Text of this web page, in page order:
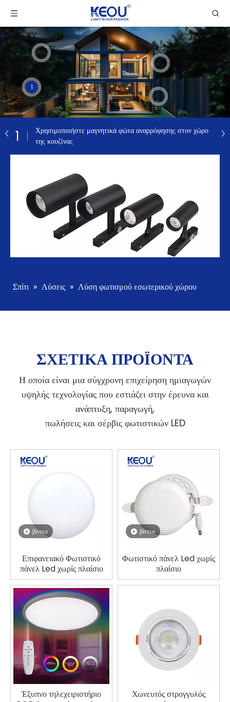
1
1
Χρησιμοποιήστε μαγνητικά φώτα αναρρόφησης στον χώρο
της κουζίνας
Σπίτι » Λύσεις » Λύση φωτισμού εσωτερικού χώρου
ΣΧΕΤΙΚΑ ΠΡΟΪΟΝΤΑ
Η οποία είναι μια σύγχρονη επιχείρηση ημιαγωγών
υψηλής τεχνολογίας που εστιάζει στην έρευνα και
ανάπτυξη, παραγωγή,
πωλήσεις και σέρβις φωτιστικών LED
βίντεο
Επιφανειακό Φωτιστικό
πάνελ Led χωρίς πλαίσιο
βίντεο
Φωτιστικό πάνελ Led χωρίς
πλαίσιο
Έξυπνο τηλεχειριστήριο
Χωνευτός στρογγυλός